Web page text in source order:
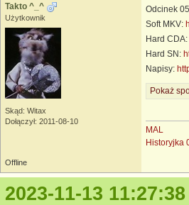
Takto ^_^
Użytkownik
Skąd: Witax
Dołączył: 2011-08-10
Odcinek 05
Soft MKV:
Hard CDA:
Hard SN:
Napisy:
Pokaż
MAL
Historyjka
Offline
2023-11-13 11:27:38